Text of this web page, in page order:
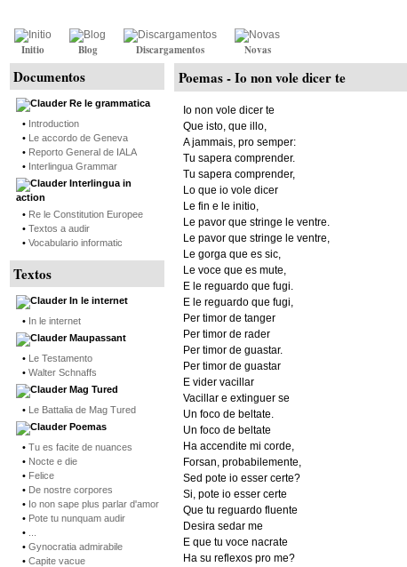
Initio Blog Discargamentos Novas
Documentos
Re le grammatica
• Introduction
• Le accordo de Geneva
• Reporto General de IALA
• Interlingua Grammar
Interlingua in
action
• Re le Constitution Europee
• Textos a audir
• Vocabulario informatic
Textos
In le internet
• In le internet
Maupassant
• Le Testamento
• Walter Schnaffs
Mag Tured
• Le Battalia de Mag Tured
Poemas
• Tu es facite de nuances
• Nocte e die
• Felice
• De nostre corpores
• Io non sape plus parlar d'amor
• Pote tu nunquam audir
•
• Gynocratia admirabile
• Capite vacue
Poemas -Io non vole dicer te
Io non vole dicer te
Que isto, que illo,
A jammais, pro semper:
Tu sapera comprender.
Tu sapera comprender,
Lo que io vole dicer
Le fin e le initio,
Le pavor que stringe le ventre.
Le pavor que stringe le ventre,
Le gorga que es sic,
Le voce que es mute,
E le reguardo que fugi.
E le reguardo que fugi,
Per timor de tanger
Per timor de rader
Per timor de guastar.
Per timor de guastar
E vider vacillar
Vacillar e extinguer se
Un foco de beltate.
Un foco de beltate
Ha accendite mi corde,
Forsan, probabilemente,
Sed pote io esser certe?
Si, pote io esser certe
Que tu reguardo fluente
Desira sedar me
E que tu voce nacrate
Ha su reflexos pro me?